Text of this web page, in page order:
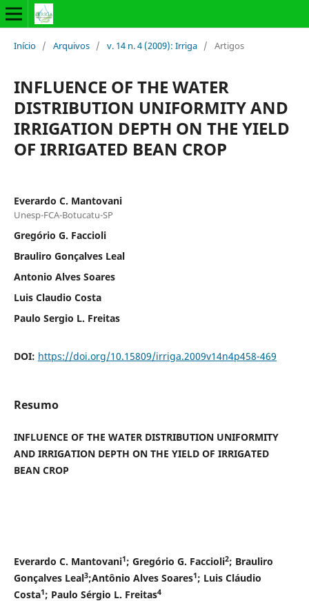
Início / Arquivos / v. 14 n. 4 (2009): Irriga / Artigos
INFLUENCE OF THE WATER
DISTRIBUTION UNIFORMITY AND
IRRIGATION DEPTH ON THE YIELD
OF IRRIGATED BEAN CROP
Everardo C. Mantovani
Unesp-FCA-Botucatu-SP
Gregório G. Faccioli
Brauliro Gonçalves Leal
Antonio Alves Soares
Luis Claudio Costa
Paulo Sergio L. Freitas
DOI: https://doi.org/10.15809/irriga.2009v14n4p458-469
Resumo
INFLUENCE OF THE WATER DISTRIBUTION UNIFORMITY
AND IRRIGATION DEPTH ON THE YIELD OF IRRIGATED
BEAN CROP
Everardo C. Mantovani1; Gregório G. Faccioli2; Brauliro
Gonçalves Leal3;Antônio Alves Soares1; Luis Cláudio
Costa1; Paulo Sérgio L. Freitas4